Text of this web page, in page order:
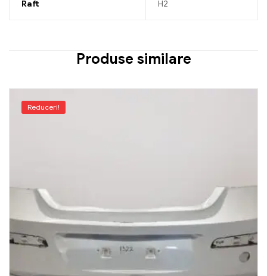
Raft H2
Produse similare
Reduceri!